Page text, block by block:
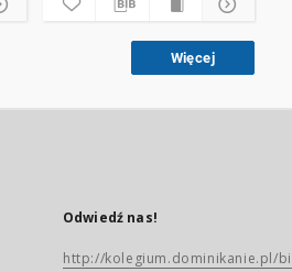
Więcej
Odwiedź nas!
http://kolegium.dominikanie.pl/